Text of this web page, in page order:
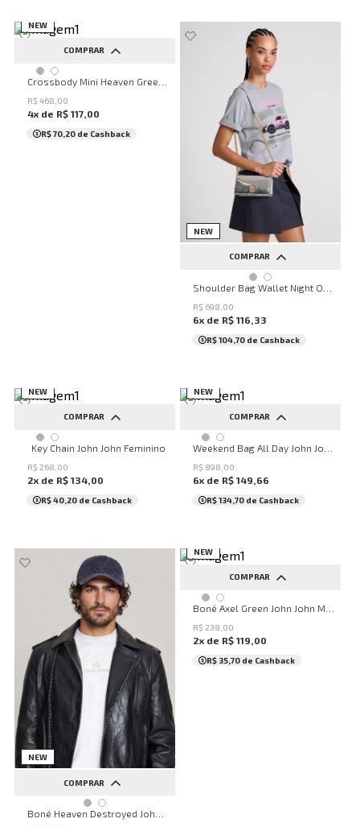
NEW
COMPRAR
UN
R$ 468 00
4x de R$ 117,00
R$ 70,20 de Cashback
NEW
COMPRAR
UN
R$ 698 00
6x de R$ 116 33
R$ 104,70 de Cashback
NEW
COMPRAR
UN
Key Chain John John Feminino
R$ 268 00
2x de R$ 134 00
R$ 40,20 de Cashback
NEW
COMPRAR
UN
R$ 898 00
6x de R$ 149 66
R$ 134,70 de Cashback
NEW
COMPRAR
UN
NEW
COMPRAR
UN
R$ 238 00
2x de R$ 119 00
R$ 35,70 de Cashback